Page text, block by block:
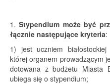
1.Stypendium może być
łącznie następujące kryteria:
1) jest uczniem
której organem prowadzącym
dotowana z budżetu Miasta
ubiega się o stypendium;